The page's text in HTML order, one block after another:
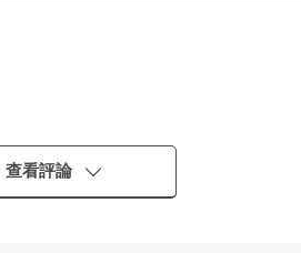
方公尺的角地
查看評論